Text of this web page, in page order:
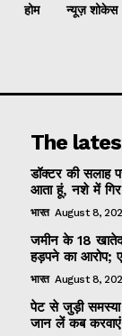
होम न्यूज़ शोकेस
The
डॉक्टर की सलाह
आता हूं, नशे में
भारत August 8,
जमीन के 18
हड़पने का आरोप;
भारत August 8,
पेट से जुड़ी
जान लें कब